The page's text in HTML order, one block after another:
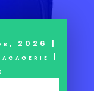
2026
|
|